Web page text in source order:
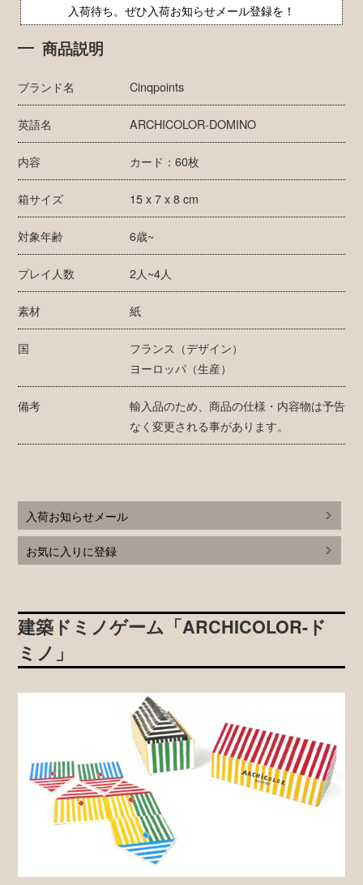
入荷待ち。ぜひ入荷お知らせメール登録を！
商品説明
ブランド名 Cinqpoints
英語名 ARCHICOLOR-DOMINO
内容 カード：60枚
箱サイズ 15 x 7 x 8 cm
対象年齢 6歳~
プレイ人数 2人~4人
素材 紙
国
フランス（デザイン）
ヨーロッパ（生産）
備考
輸入品のため、商品の仕様・内容物は予告
なく変更される事があります。
入荷お知らせメール
お気に入りに登録
建築ドミノゲーム「ARCHICOLOR-ド
ミノ」